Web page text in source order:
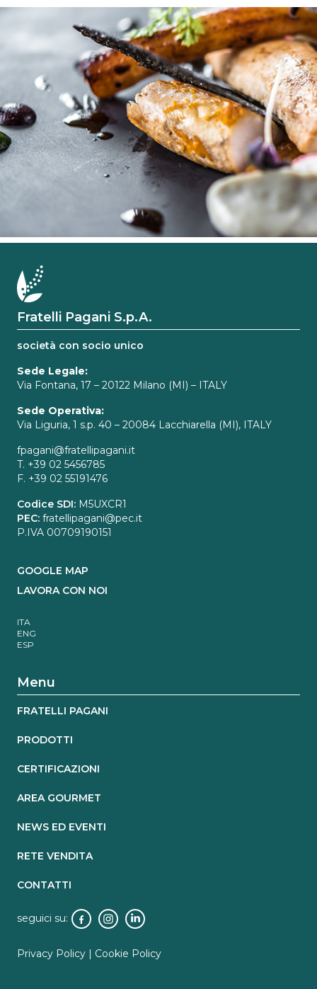
Fratelli Pagani S.p.A.
società con socio unico
Sede Legale:
Via Fontana, 17 – 20122 Milano (MI) – ITALY
Sede Operativa:
Via Liguria, 1 s.p. 40 – 20084 Lacchiarella (MI), ITALY
fpagani@fratellipagani.it
T. +39 02 5456785
F. +39 02 55191476
Codice SDI: M5UXCR1
PEC: fratellipagani@pec.it
P.IVA 00709190151
GOOGLE MAP
LAVORA CON NOI
ITA
ENG
ESP
Menu
FRATELLI PAGANI
PRODOTTI
CERTIFICAZIONI
AREA GOURMET
NEWS ED EVENTI
RETE VENDITA
CONTATTI
seguici su:
Privacy Policy | Cookie Policy